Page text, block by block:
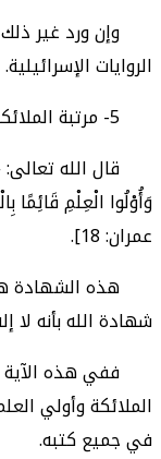
وإن ورد غير
الروايات الإسرائيلية.
5- مرتبة الملائكة عند الله عزَّ وجلَّ:
قال الله تعالى:
وَأُوْلُوا الْعِلْمِ قَائِمًا
عمران: 18].
هذه الشهادة هي
شهادة الله بأنه لا
ففي هذه الآية
الملائكة وأولي
في جميع كتبه.